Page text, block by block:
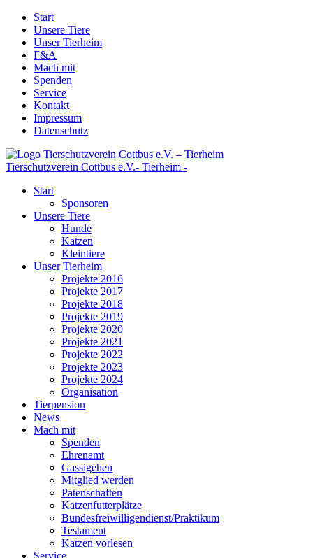
Start
Unsere Tiere
Unser Tierheim
F&A
Mach mit
Spenden
Service
Kontakt
Impressum
Datenschutz
Tierschutzverein Cottbus e.V.- Tierheim -
Start
Sponsoren
Unsere Tiere
Hunde
Katzen
Kleintiere
Unser Tierheim
Projekte 2016
Projekte 2017
Projekte 2018
Projekte 2019
Projekte 2020
Projekte 2021
Projekte 2022
Projekte 2023
Projekte 2024
Organisation
Tierpension
News
Mach mit
Spenden
Ehrenamt
Gassigehen
Mitglied werden
Patenschaften
Katzen­futterplätze
Bundesfreiwilligendienst/Praktikum
Testament
Katzen vorlesen
Service